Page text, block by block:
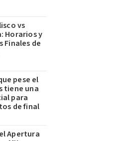
vs
Horarios y
Finales de
pese el
tiene una
para
de final
Apertura